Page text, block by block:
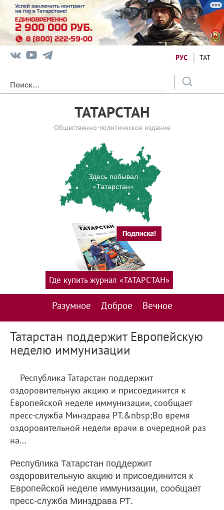
РУС ТАТ
ТАТАРСТАН
Общественно-политическое издание
Здесь побывал
«Татарстан»
Разумное Доброе Вечное
Где купить журнал «ТАТАРСТАН»
Татарстан поддержит Европейскую
неделю иммунизации
Республика Татарстан поддержит
оздоровительную акцию и присоединится к
Европейской неделе иммунизации, сообщает
пресс-служба Минздрава РТ.&nbsp;Во время
оздоровительной недели врачи в очередной раз
на...
Республика Татарстан поддержит
оздоровительную акцию и присоединится к
Европейской неделе иммунизации, сообщает
пресс-служба Минздрава РТ.